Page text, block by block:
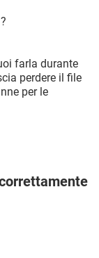
farla durante
perdere il file
per le